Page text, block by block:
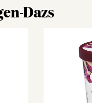
Dazs